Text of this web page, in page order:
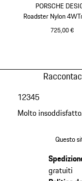
PORSCHE
Roadster Nylon
725,00 €
Molto
12345
Questo
gratuiti